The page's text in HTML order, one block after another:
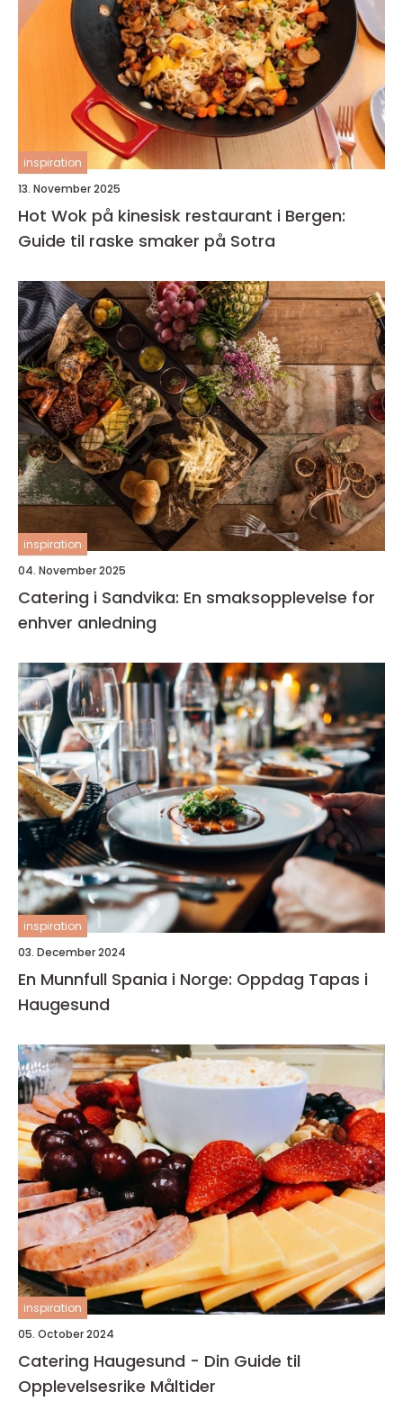
inspiration
13. November 2025
Hot Wok på kinesisk restaurant i Bergen:
Guide til raske smaker på Sotra
inspiration
04. November 2025
Catering i Sandvika: En smaksopplevelse for
enhver anledning
inspiration
03. December 2024
En Munnfull Spania i Norge: Oppdag Tapas i
Haugesund
inspiration
05. October 2024
Catering Haugesund - Din Guide til
Opplevelsesrike Måltider